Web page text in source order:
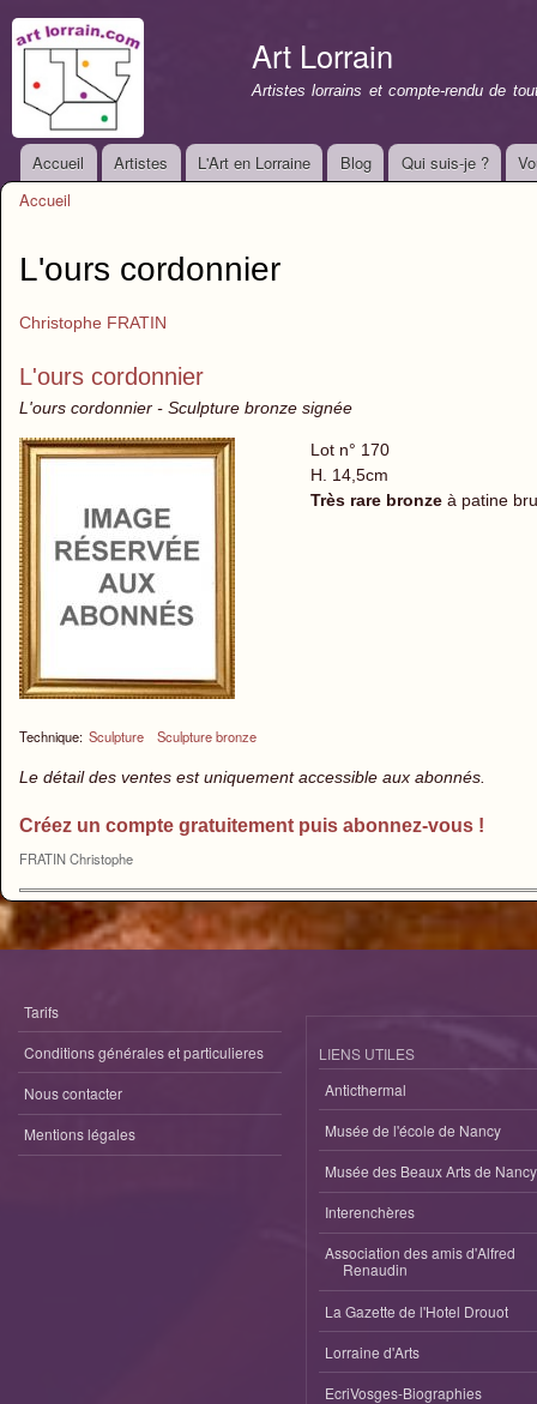
Art Lorrain
Artistes lorrains et compte-rendu de
Menu principal
Accueil Artistes L'Art en Lorraine Blog Qui suis-je ?
Accueil
L'ours cordonnier
Christophe FRATIN
L'ours cordonnier
L'ours cordonnier - Sculpture bronze signée
Technique: Sculpture Sculpture bronze
Lot n° 170
H. 14,5cm
Très rare bronzeà patine
Le détail des ventes est uniquement accessible aux abonnés.
Créez un compte gratuitement puis abonnez-vous !
FRATIN Christophe
Tarifs
Conditions générales et particulieres
Nous contacter
Mentions légales
LIENS UTILES
Anticthermal
Musée de l'école de Nancy
Musée des Beaux Arts de Nancy
Interenchères
Association des amis d'Alfred
Renaudin
La Gazette de l'Hotel Drouot
Lorraine d'Arts
EcriVosges-Biographies